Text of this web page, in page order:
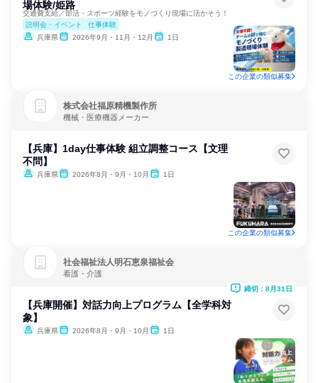
場体験/姫路
交通費支給／部活・スポーツ経験をモノづくり現場に活かそう！
説明会・イベント
仕事体験
兵庫県
2026年9月・11月・12月 1日
この企業の類似募集
株式会社福原精機製作所
機械・医療機器メーカー
【兵庫】1day仕事体験 組立調整コース【文理
不問】
兵庫県 2026年8月・9月・10月 1日
この企業の類似募集
社会福祉法人明石恵泉福祉会
看護・介護
【兵庫開催】対話力向上プログラム【全学科対
象】
兵庫県 2026年8月・9月・10月 1日
締切：8月31日